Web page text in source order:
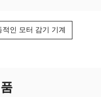
적인 모터 감기 기계